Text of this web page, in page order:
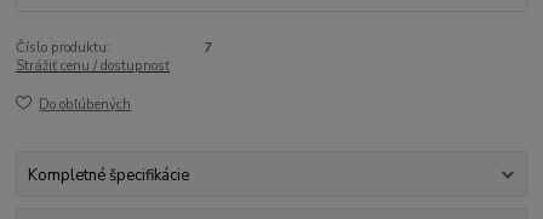
Číslo produktu:
7
Strážiť cenu / dostupnosť
Do obľúbených
Kompletné špecifikácie